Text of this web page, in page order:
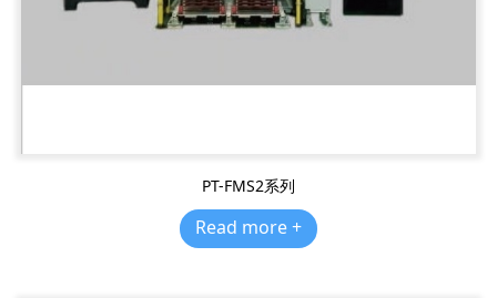
PT-FMS2系列
Read more +